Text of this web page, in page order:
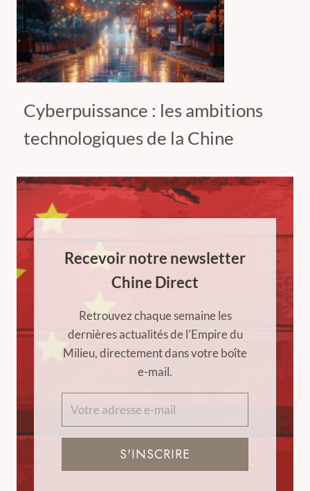
Cyberpuissance : les ambitions
technologiques de la Chine
Recevoir notre newsletter
Chine Direct
Retrouvez chaque semaine les
dernières actualités de l'Empire du
Milieu, directement dans votre boîte
e-mail.
S'INSCRIRE